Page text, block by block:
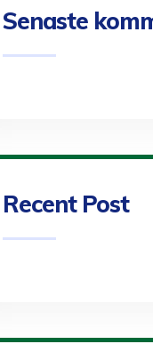
Senaste
Recent Post